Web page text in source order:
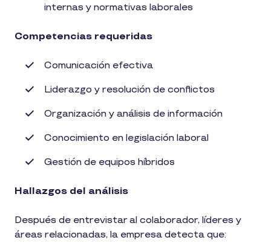
internas y normativas laborales
Competencias requeridas
Comunicación efectiva
Liderazgo y resolución de conflictos
Organización y análisis de información
Conocimiento en legislación laboral
Gestión de equipos híbridos
Hallazgos del análisis
Después de entrevistar al colaborador, líderes y
áreas relacionadas, la empresa detecta que: